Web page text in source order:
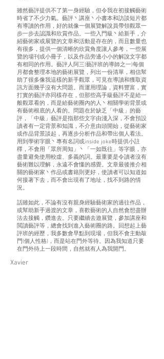
雖然藝評提供不了第⼀⾝經驗，但令我在初接觸藝術
時省了不少⼒氣。藝評⼂講座⼂⼩書本和訪談短⽚都
有導讀的作⽤，好的就像⼀個展覽解說員帶領觀眾⼀
步⼀步去認識和欣賞作品。⼀些入⾨級⼂給新⼿，介
紹藝術家或展覽的⽂章和活動是存在的，⽽且數量也
有很多，提供⼀個清晰的欣賞⾓度讓⼈參考，⼀些展
覽的場刊或⼩冊⼦，以及作品旁邊⼩⼩的解說⽂字都
有相同的作⽤。藝評⼈阿三(藝評班的導師之⼀)每個
⽉都會整理本地的藝術展覽，列出⼀份清單，相信幫
助了很多像我這樣的新⼿觀眾，可⾒在導讀和獲取資
訊⽅⾯幾乎沒有⼤問題。⽽運⽤理論，資料豐富，實
打實的藝評亦同樣存在，但那些⾼⼿級藝評不是給⼀
般觀眾看的，⽽是給藝術圈內的⼈⼂相關學術背景或
有藝術根底的⼈看的。問題在於缺乏「中級」的藝
評，「中級」藝評是指那些⽂字由淺入深，不會預設
讀者有⼀定背景和知識，不介意由頭開始，從藝術家
或作品背景談起，再逐步分析作品和帶出個⼈看法。
⽤到學術字眼⼂專有名詞或inside joke時提供⼩註
䆁，不會⽤「眾所周知」⼂「⼀如既往」等字眼，亦
盡量避免使⽤較虛、多義的詞。最重要是令讀者沒有
藝術難以理解，永遠不會懂的感覺。⽂章最後推介相
關的藝術家⼂作品或書籍則更好，使讀者可以知道如
何接著下去，⽽不會出現有了地址，找不到路的情
況。
話雖如此，不論有沒有親⾝經驗藝術家的過往作品，
或幫助新⼿過渡的⽂章，喜歡藝術的⼈⾃然會想盡辦
法去接觸，鑽進去。只要繼續去遊展覽，參加講座和
閲讀藝評等，總會找到進入藝術圈的路。回想起上藝
評班的經歷，我多數會早點到現場，但我不會主動敲
⾨(個⼈性格)，⽽是站在⾨外等待。因為我知道只要
在⾨外待上⼀段時間，⾃然就有⼈為我開⾨。
Xavier